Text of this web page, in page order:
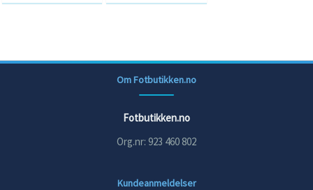
Om Fotbutikken.no
Fotbutikken.no
Org.nr: 923 460 802
Kundeanmeldelser